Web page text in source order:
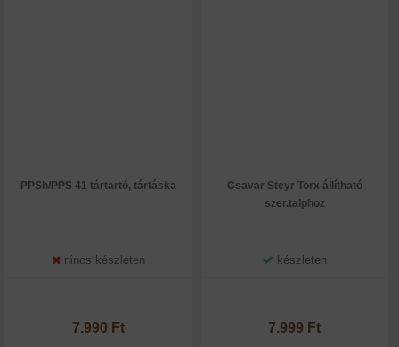
PPSh/PPS 41 tártartó, tártáska
nincs készleten
7.990 Ft
Csavar Steyr Torx állítható
szer.talphoz
készleten
7.999 Ft